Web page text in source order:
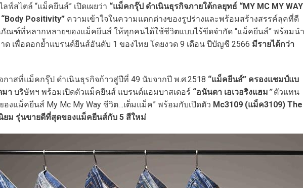
สไตล์ “แม็คยีนส์” เปิดเผยว่า “แม็คกรุ๊ป ดำเนินธุรกิจภายใต้กลยุทธ์ “MY MC MY WAY
“Body Positivity” ความเข้าใจในความแตกต่างของรูปร่างและพร้อมสร้างสรรค์ลุคที่ดี
ภัณฑ์ที่หลากหลายของแม็คยีนส์ ให้ทุกคนได้ใช้ชีวิตแบบไร้ขีดจำกัด “แม็คยีนส์” พร้อมนำ
ด เพื่อตอกย้ำแบรนด์ยีนส์อันดับ 1 ของไทย โดยงวด 9 เดือน ปีบัญชี 2566 มีรายได้กว่า
กาสที่แม็คกรุ๊ป ดำเนินธุรกิจก้าวสู่ปีที่ 49 นับจากปี พ.ศ.2518 “แม็คยีนส์” ครองแชมป์แบ
มา บริษัทฯ พร้อมเปิดตัวแม็คยีนส์ แบรนด์แอมบาสเดอร์ “อนันดา เอเวอริงแฮม ”ตัวแทน
งแม็คยีนส์ My Mc My Way ชีวิต…เต็มแม็ค” พร้อมกับเปิดตัว Mc3109 (แม็ค3109) The
ยม รุ่นขายดีที่สุดของแม็คยีนส์กับ 5 สีใหม่